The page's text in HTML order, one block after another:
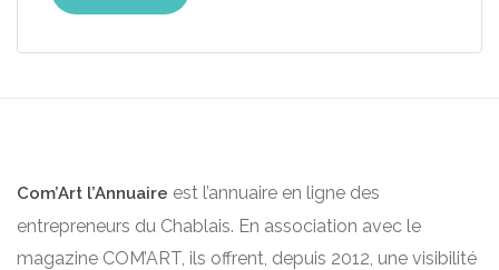
Com’Art l’Annuaire est l’annuaire en ligne des
entrepreneurs du Chablais. En association avec le
magazine COM’ART, ils offrent, depuis 2012, une visibilité